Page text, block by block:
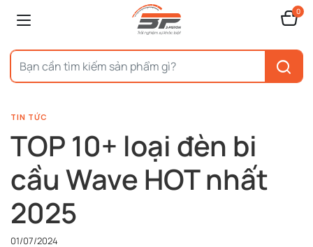
0
TIN TỨC
TOP 10+ loại đèn bi
cầu Wave HOT nhất
2025
01/07/2024